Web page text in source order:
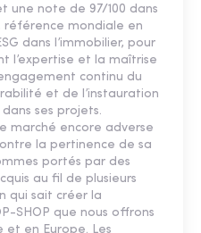
une note de 97/100 dans
référence mondiale en
dans l’immobilier, pour
l’expertise et la maîtrise
continu du
et de l’instauration
ses projets.
marché encore adverse
la pertinence de sa
portés par des
au fil de plusieurs
qui sait créer la
SHOP que nous offrons
et en Europe. Les